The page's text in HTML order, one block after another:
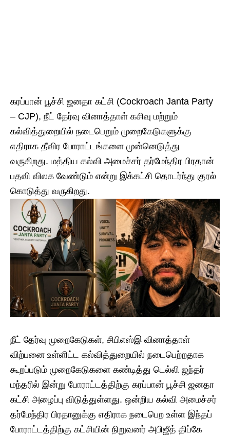
கரப்பான் பூச்சி ஜனதா கட்சி (Cockroach Janta Party
– CJP), நீட் தேர்வு வினாத்தாள் கசிவு மற்றும்
கல்வித்துறையில் நடைபெறும் முறைகேடுகளுக்கு
எதிராக தீவிர போராட்டங்களை முன்னெடுத்து
வருகிறது. மத்திய கல்வி அமைச்சர் தர்மேந்திர பிரதான்
பதவி விலக வேண்டும் என்று இக்கட்சி தொடர்ந்து குரல்
கொடுத்து வருகிறது.
நீட் தேர்வு முறைகேடுகள், சிபிஎஸ்இ வினாத்தாள்
விற்பனை உள்ளிட்ட கல்வித்துறையில் நடைபெற்றதாக
கூறப்படும் முறைகேடுகளை கண்டித்து டெல்லி ஜந்தர்
மந்தரில் இன்று போராட்டத்திற்கு கரப்பான் பூச்சி ஜனதா
கட்சி அழைப்பு விடுத்துள்ளது. ஒன்றிய கல்வி அமைச்சர்
தர்மேந்திர பிரதானுக்கு எதிராக நடைபெற உள்ள இந்தப்
போராட்டத்திற்கு கட்சியின் நிறுவனர் அபிஜீத் திப்கே